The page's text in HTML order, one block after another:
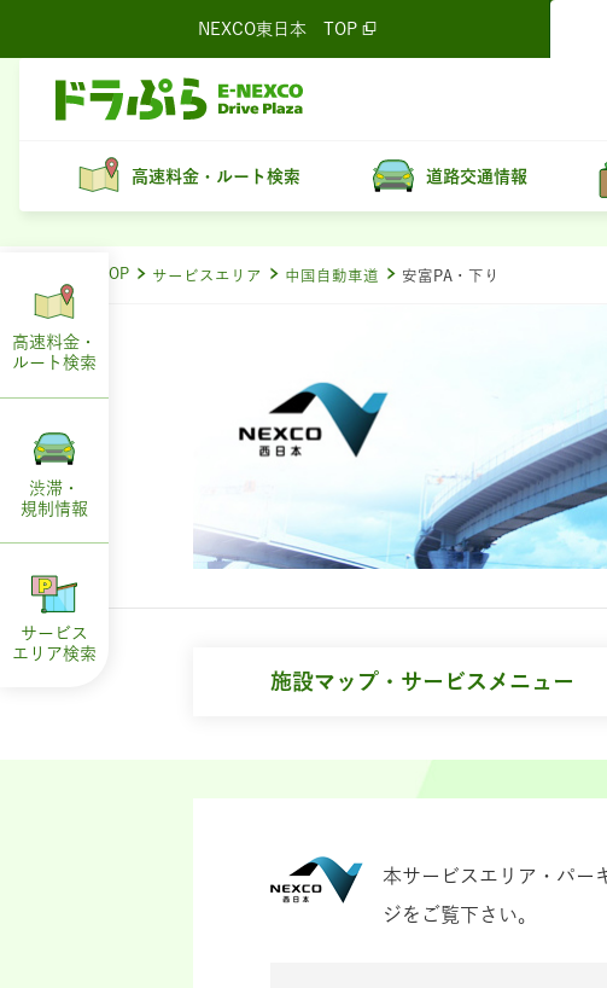
NEXCO東日本 TOP
高速料金・ルート検索 道路交通情報
ドラぷらTOP サービスエリア 中国自動車道 安富PA・下り
施設マップ・サービスメニュー
本サービスエリア・パー
ジをご覧下さい。
高速料金・
ルート 検索
渋滞・
規制情報
サービス
エリア検索